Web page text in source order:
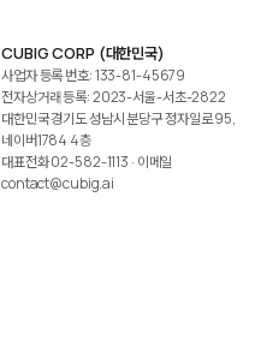
CUBIG CORP (대한민국)
사업자 등록 번호: 133-81-45679
전자상거래 등록: 2023-서울-서초-2822
대한민국 경기도 성남시 분당구 정자일로 95,
네이버1784 4층
대표전화02-582-1113 · 이메일
contact@cubig.ai